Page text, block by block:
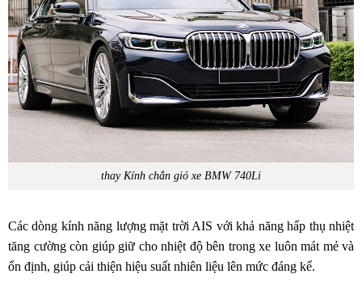
thay Kính chắn gió xe BMW 740Li
Các dòng kính năng lượng mặt trời AIS với khả năng hấp thụ nhiệt
tăng cường còn giúp giữ cho nhiệt độ bên trong xe luôn mát mẻ và
ổn định, giúp cải thiện hiệu suất nhiên liệu lên mức đáng kể.